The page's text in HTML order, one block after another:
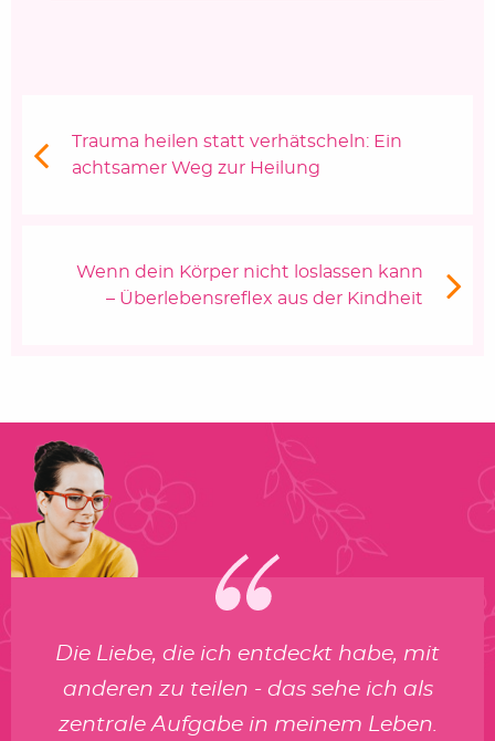
Vorheriger Beitrag:
Trauma heilen statt verhätscheln: Ein
achtsamer Weg zur Heilung
Nächster Beitrag
Wenn dein Körper nicht loslassen kann
– Überlebensreflex aus der Kindheit
Die Liebe, die ich entdeckt habe, mit
anderen zu teilen - das sehe ich als
zentrale Aufgabe in meinem Leben.